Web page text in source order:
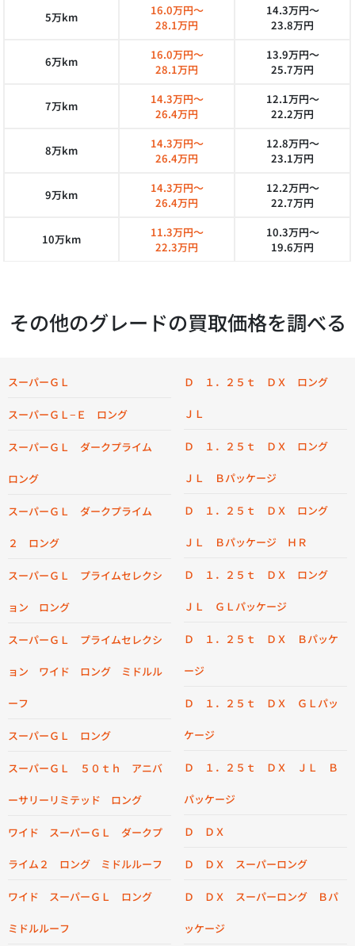
5万km
16.0万円～
28.1万円
14.3万円～
23.8万円
6万km
16.0万円～
28.1万円
13.9万円～
25.7万円
7万km
14.3万円～
26.4万円
12.1万円～
22.2万円
8万km
14.3万円～
26.4万円
12.8万円～
23.1万円
9万km
14.3万円～
26.4万円
12.2万円～
22.7万円
10万km
11.3万円～
22.3万円
10.3万円～
19.6万円
その他のグレードの買取価格を調べる
スーパーＧＬ
スーパーＧＬ−Ｅ ロング
スーパーＧＬ ダークプライム
ロング
スーパーＧＬ ダークプライム
２ ロング
スーパーＧＬ プライムセレクシ
ョン ロング
スーパーＧＬ プライムセレクシ
ョン ワイド ロング ミドルル
ーフ
スーパーＧＬ ロング
スーパーＧＬ ５０ｔｈ アニバ
ーサリーリミテッド ロング
ワイド スーパーＧＬ ダークプ
ライム２ ロング ミドルルーフ
ワイド スーパーＧＬ ロング
ミドルルーフ
Ｄ １．２５ｔ ＤＸ ロング
ＪＬ
Ｄ １．２５ｔ ＤＸ ロング
ＪＬ Ｂパッケージ
Ｄ １．２５ｔ ＤＸ ロング
ＪＬ Ｂパッケージ ＨＲ
Ｄ １．２５ｔ ＤＸ ロング
ＪＬ ＧＬパッケージ
Ｄ １．２５ｔ ＤＸ Ｂパッケ
ージ
Ｄ １．２５ｔ ＤＸ ＧＬパッ
ケージ
Ｄ １．２５ｔ ＤＸ ＪＬ Ｂ
パッケージ
Ｄ ＤＸ
Ｄ ＤＸ スーパーロング
Ｄ ＤＸ スーパーロング Ｂパ
ッケージ